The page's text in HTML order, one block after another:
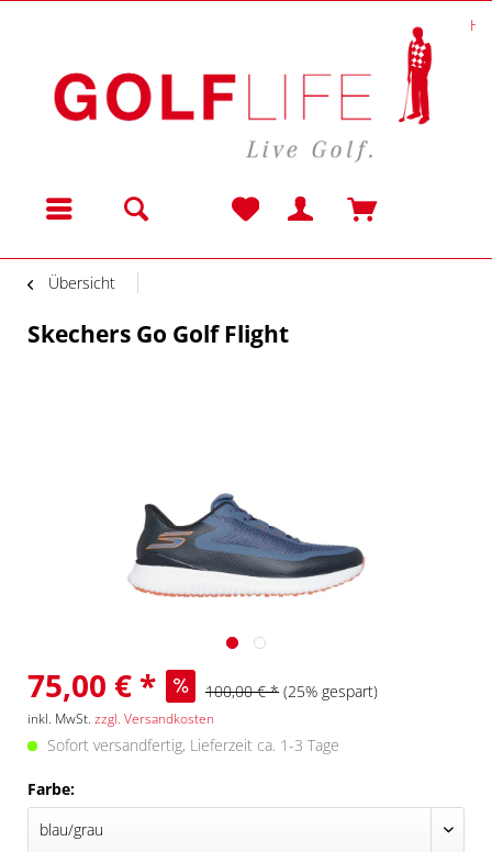
Menü
Übersicht
Skechers Go Golf Flight
75,00 € * 100,00 € * (25% gespart)
inkl. MwSt. zzgl. Versandkosten
Sofort versandfertig, Lieferzeit ca. 1-3 Tage
Farbe: